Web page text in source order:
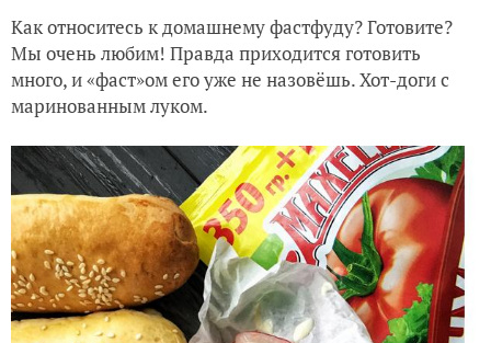
Как относитесь к домашнему фастфуду? Готовите?
Мы очень любим! Правда приходится готовить
много, и «фаст»ом его уже не назовёшь. Хот-доги с
маринованным луком.